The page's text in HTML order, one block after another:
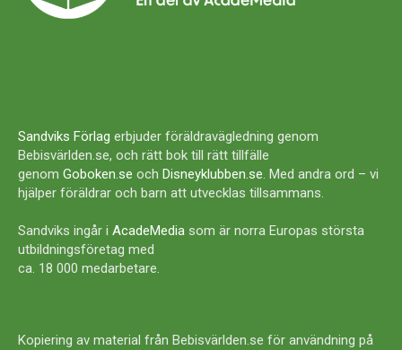
Sandviks Förlag erbjuder föräldravägledning genom
Bebisvärlden.se, och rätt bok till rätt tillfälle
genom Goboken.se och Disneyklubben.se. Med andra ord – vi
hjälper föräldrar och barn att utvecklas tillsammans.
Sandviks ingår i AcadeMedia som är norra Europas största
utbildningsföretag med
ca. 18 000 medarbetare.
Kopiering av material från Bebisvärlden.se för användning på